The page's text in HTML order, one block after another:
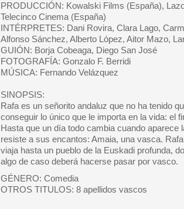
PRODUCCIÓN: Kowalski Films (España),
Telecinco Cinema (España)
INTÉRPRETES: Dani Rovira, Clara Lago,
Alfonso Sánchez, Alberto López, Aitor Mazo,
GUIÓN: Borja Cobeaga, Diego San José
FOTOGRAFÍA: Gonzalo F. Berridi
MÚSICA: Fernando Velázquez
SINOPSIS:
Rafa es un señorito andaluz que no ha tenido
conseguir lo único que le importa en la vida: el
Hasta que un día todo cambia cuando aparece
resiste a sus encantos: Amaia, una vasca.
viaja hasta un pueblo de la Euskadi profunda,
algo de caso deberá hacerse pasar por vasco.
GÉNERO: Comedia
OTROS TITULOS: 8 apellidos vascos